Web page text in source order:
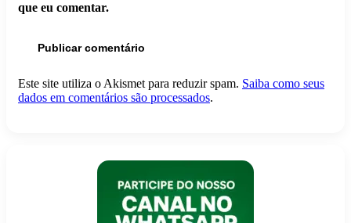
que eu comentar.
Este site utiliza o Akismet para reduzir spam. Saiba como seus
dados em comentários são processados.